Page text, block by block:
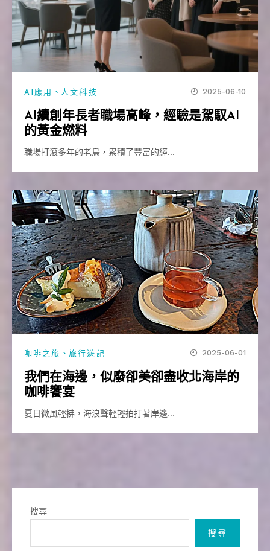
AI應用 、 人文科技 2025-06-10
AI續創年長者職場高峰，經驗是駕馭AI
的黃金燃料
職場打滾多年的老鳥，累積了豐富的經…
咖啡之旅 、旅行遊記 2025-06-01
我們在海邊，似廢卻美卻盡收北海岸的
咖啡饗宴
夏日微風輕拂，海浪聲輕輕拍打著岸邊…
搜尋
搜尋